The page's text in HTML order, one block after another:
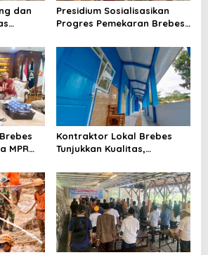
dan
Presidium Sosialisasikan
Progres Pemekaran Brebes
Pansus DPRD Jateng Jadi
Tahap Berikutnya
MPR
ke
Kontraktor Lokal Brebes
Tunjukkan Kualitas,
Negeri Brebes Rampung